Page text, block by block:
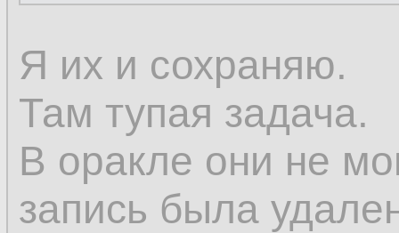
Я их и сохраняю.
Там тупая задача.
В оракле они не
запись была